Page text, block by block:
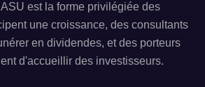
est la forme privilégiée des
une croissance, des consultants
en dividendes, et des porteurs
d'accueillir des investisseurs.